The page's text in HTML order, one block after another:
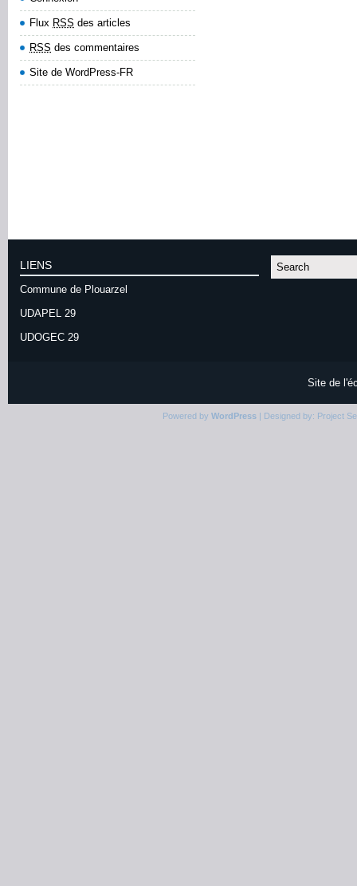
Flux RSS des articles
RSS des commentaires
Site de WordPress-FR
LIENS
Commune de Plouarzel
UDAPEL 29
UDOGEC 29
Site de
Powered by WordPress| Designed by: Project